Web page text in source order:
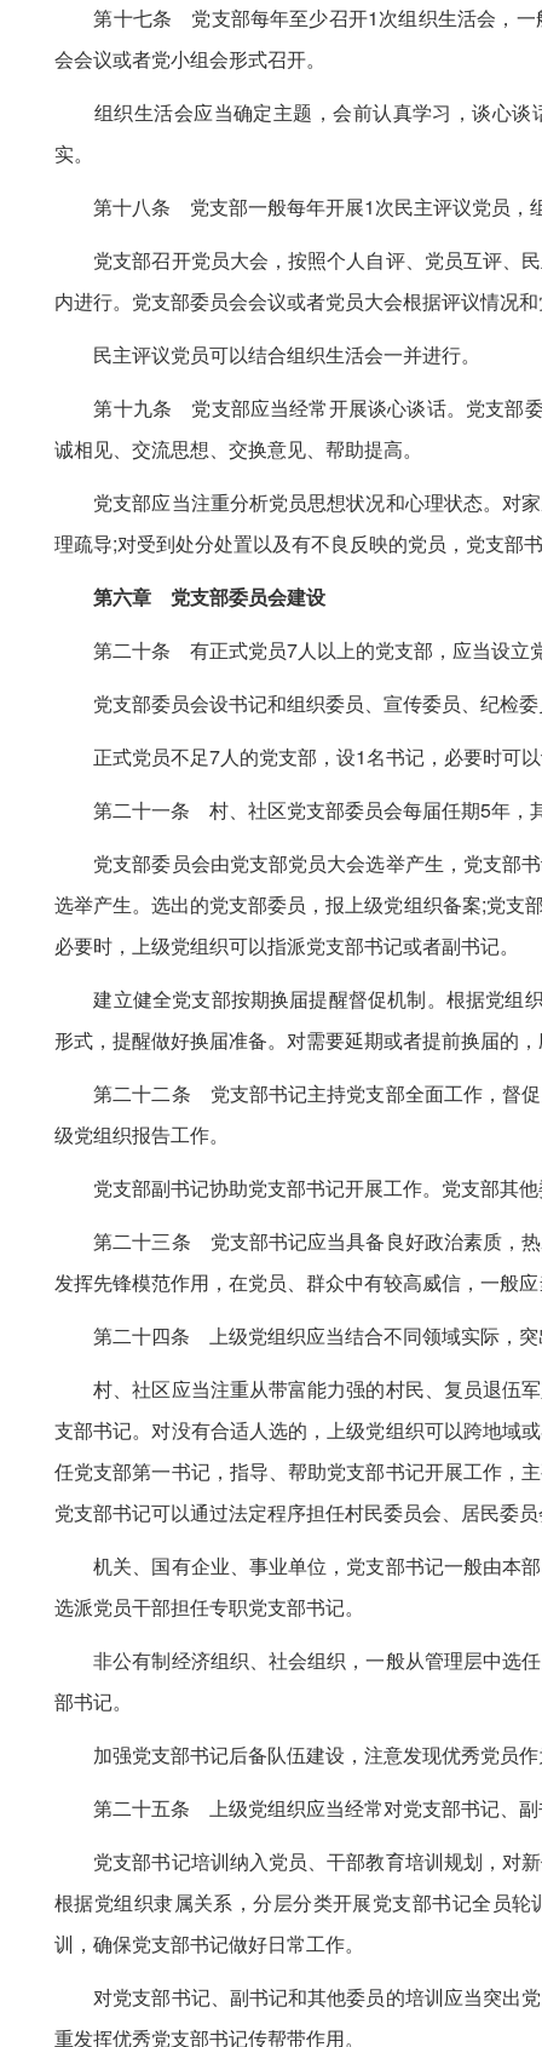
第十七条 党支部每年至少召开1次组织生活会，一
会会议或者党小组会形式召开。
组织生活会应当确定主题，会前认真学习，谈心谈
实。
第十八条 党支部一般每年开展1次民主评议党员，
党支部召开党员大会，按照个人自评、党员互评、民
内进行。党支部委员会会议或者党员大会根据评议情况
民主评议党员可以结合组织生活会一并进行。
第十九条 党支部应当经常开展谈心谈话。党支部委
诚相见、交流思想、交换意见、帮助提高。
党支部应当注重分析党员思想状况和心理状态。对家
理疏导;对受到处分处置以及有不良反映的党员，党支部
第六章 党支部委员会建设
第二十条 有正式党员7人以上的党支部，应当设立
党支部委员会设书记和组织委员、宣传委员、纪检委
正式党员不足7人的党支部，设1名书记，必要时可
第二十一条 村、社区党支部委员会每届任期5年，
党支部委员会由党支部党员大会选举产生，党支部书
选举产生。选出的党支部委员，报上级党组织备案;党支
必要时，上级党组织可以指派党支部书记或者副书记。
建立健全党支部按期换届提醒督促机制。根据党组
形式，提醒做好换届准备。对需要延期或者提前换届的
第二十二条 党支部书记主持党支部全面工作，督促
级党组织报告工作。
党支部副书记协助党支部书记开展工作。党支部其他
第二十三条 党支部书记应当具备良好政治素质，热
发挥先锋模范作用，在党员、群众中有较高威信，一般
第二十四条 上级党组织应当结合不同领域实际，突
村、社区应当注重从带富能力强的村民、复员退伍军
支部书记。对没有合适人选的，上级党组织可以跨地域
任党支部第一书记，指导、帮助党支部书记开展工作，
党支部书记可以通过法定程序担任村民委员会、居民委
机关、国有企业、事业单位，党支部书记一般由本部
选派党员干部担任专职党支部书记。
非公有制经济组织、社会组织，一般从管理层中选任
部书记。
加强党支部书记后备队伍建设，注意发现优秀党员作
第二十五条 上级党组织应当经常对党支部书记、副
党支部书记培训纳入党员、干部教育培训规划，对新
根据党组织隶属关系，分层分类开展党支部书记全员
训，确保党支部书记做好日常工作。
对党支部书记、副书记和其他委员的培训应当突出党
重发挥优秀党支部书记传帮带作用。